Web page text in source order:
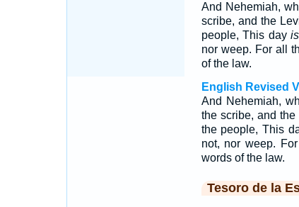
And Nehemiah,
scribe, and the
people, This dayis
nor weep. For all
of the law.
English Revised
And Nehemiah,
the scribe, and the
the people, This
not, nor weep.
words of the law.
Tesoro de la